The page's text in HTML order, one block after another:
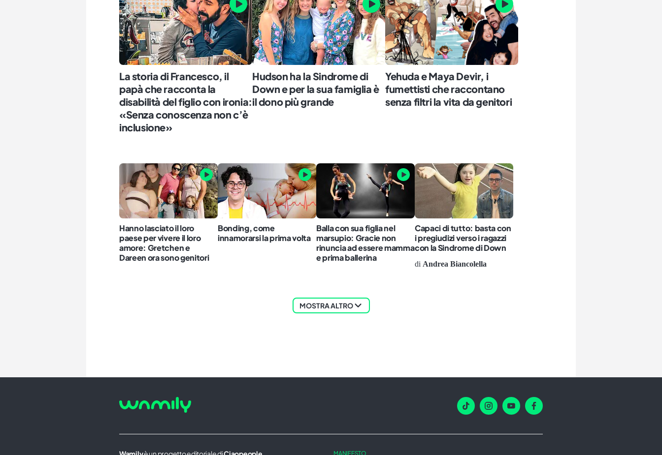
La storia di Francesco, il
papà che racconta la
disabilità del figlio con ironia:
«Senza conoscenza non c’è
inclusione»
Hudson ha la Sindrome di
Down e per la sua famiglia è
il dono più grande
Yehuda e Maya Devir, i
fumettisti che raccontano
senza filtri la vita da genitori
Hanno lasciato il loro
paese per vivere il loro
amore: Gretchen e
Dareen ora sono genitori
Bonding, come
innamorarsi la prima volta
Balla con sua figlia nel
marsupio: Gracie non
rinuncia ad essere mamma
e prima ballerina
Capaci di tutto: basta con
i pregiudizi verso i ragazzi
con la Sindrome di Down
di Andrea Biancolella
MOSTRA ALTRO
MANIFESTO